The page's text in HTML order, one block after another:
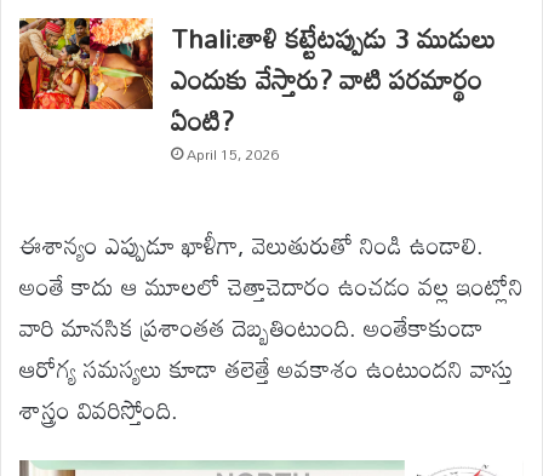
Thali:తాళి కట్టేటప్పుడు 3 ముడులు
ఎందుకు వేస్తారు? వాటి పరమార్థం
ఏంటి?
April 15, 2026
ఈశాన్యం ఎప్పుడూ ఖాళీగా, వెలుతురుతో నిండి ఉండాలి.
అంతే కాదు ఆ మూలలో చెత్తాచెదారం ఉంచడం వల్ల ఇంట్లోని
వారి మానసిక ప్రశాంతత దెబ్బతింటుంది. అంతేకాకుండా
ఆరోగ్య సమస్యలు కూడా తలెత్తే అవకాశం ఉంటుందని వాస్తు
శాస్త్రం వివరిస్తోంది.